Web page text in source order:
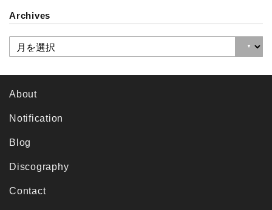
Archives
About
Notification
Blog
Discography
Contact